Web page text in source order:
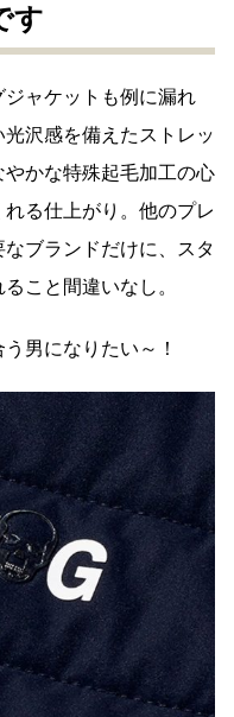
す
ャケットも例に漏れ
沢感を備えたストレッ
かな特殊起毛加工の心
る仕上がり。他のプレ
ブランドだけに、スタ
こと間違いなし。
男になりたい～！